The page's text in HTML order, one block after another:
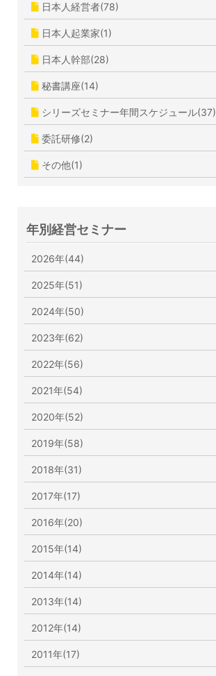
日本人経営者(78)
日本人起業家(1)
日本人幹部(28)
秘書講座(14)
シリーズセミナー年間スケジュール(37)
委託研修(2)
その他(1)
年別経営セミナー
2026年(44)
2025年(51)
2024年(50)
2023年(62)
2022年(56)
2021年(54)
2020年(52)
2019年(58)
2018年(31)
2017年(17)
2016年(20)
2015年(14)
2014年(14)
2013年(14)
2012年(14)
2011年(17)